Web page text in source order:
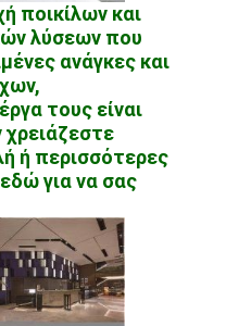
ποικίλων και
λύσεων που
ανάγκες και
τους είναι
ή περισσότερες
για να σας